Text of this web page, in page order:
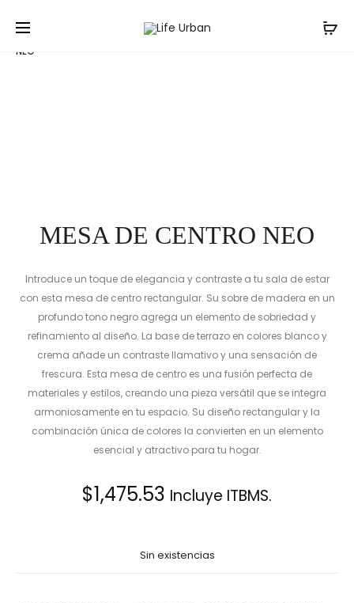
MESA
SILLA
Inicio Mesas de Centro
MESA DE CENTRO
NEO
MESA DE CENTRO NEO
Introduce un toque de elegancia y contraste a tu sala de estar
con esta mesa de centro rectangular. Su sobre de madera en un
profundo tono negro agrega un elemento de sobriedad y
refinamiento al diseño. La base de terrazo en colores blanco y
crema añade un contraste llamativo y una sensación de
frescura. Esta mesa de centro es una fusión perfecta de
materiales y estilos, creando una pieza versátil que se integra
armoniosamente en tu espacio. Su diseño rectangular y la
combinación única de colores la convierten en un elemento
esencial y atractivo para tu hogar.
$1,475.53 Incluye ITBMS.
Sin existencias